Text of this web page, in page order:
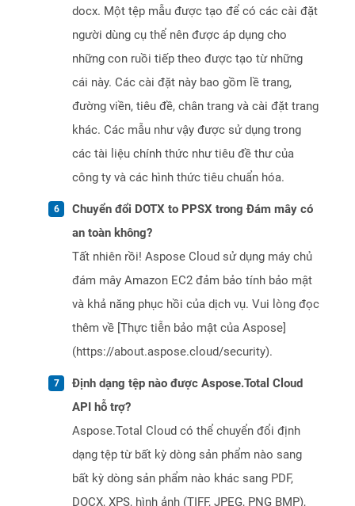
docx. Một tệp mẫu được tạo để có các cài đặt
người dùng cụ thể nên được áp dụng cho
những con ruồi tiếp theo được tạo từ những
cái này. Các cài đặt này bao gồm lề trang,
đường viền, tiêu đề, chân trang và cài đặt trang
khác. Các mẫu như vậy được sử dụng trong
các tài liệu chính thức như tiêu đề thư của
công ty và các hình thức tiêu chuẩn hóa.
Chuyển đổi DOTX to PPSX trong Đám mây có
an toàn không?
Tất nhiên rồi! Aspose Cloud sử dụng máy chủ
đám mây Amazon EC2 đảm bảo tính bảo mật
và khả năng phục hồi của dịch vụ. Vui lòng đọc
thêm về [Thực tiễn bảo mật của Aspose]
(https://about.aspose.cloud/security).
Định dạng tệp nào được Aspose.Total Cloud
API hỗ trợ?
Aspose.Total Cloud có thể chuyển đổi định
dạng tệp từ bất kỳ dòng sản phẩm nào sang
bất kỳ dòng sản phẩm nào khác sang PDF,
DOCX, XPS, hình ảnh (TIFF, JPEG, PNG BMP),